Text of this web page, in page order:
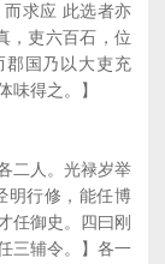
求应 此选者亦
，吏六百石，位
郡国乃以大吏充
味得之。】
二人。光禄岁举
明行修，能任博
任御史。四曰刚
三辅令。】各一